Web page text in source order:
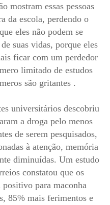
mostram essas pessoas
da escola, perdendo o
eles não podem se
suas vidas, porque eles
ficar com um perdedor
limitado de estudos
são gritantes .
universitários descobriu
a droga pelo menos
de serem pesquisados,
à atenção, memória
diminuídas. Um estudo
constatou que os
para maconha
85% mais ferimentos e